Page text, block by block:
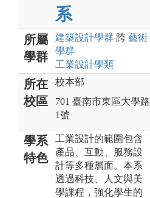
系
所屬
學群
建築設計學群 跨 藝術
學群
工業設計學類
所在
校區
校本部
701 臺南市東區大學路
1號
學系
特色
工業設計的範圍包含
產品、互動、服務設
計等多種層面。本系
透過科技、人文與美
學課程，強化學生的